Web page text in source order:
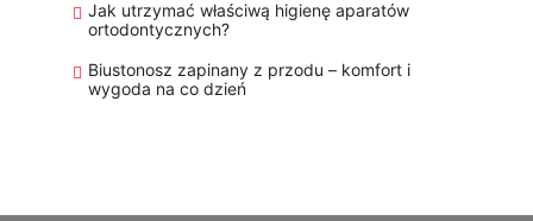
Jak utrzymać właściwą higienę aparatów
ortodontycznych?
Biustonosz zapinany z przodu – komfort i
wygoda na co dzień